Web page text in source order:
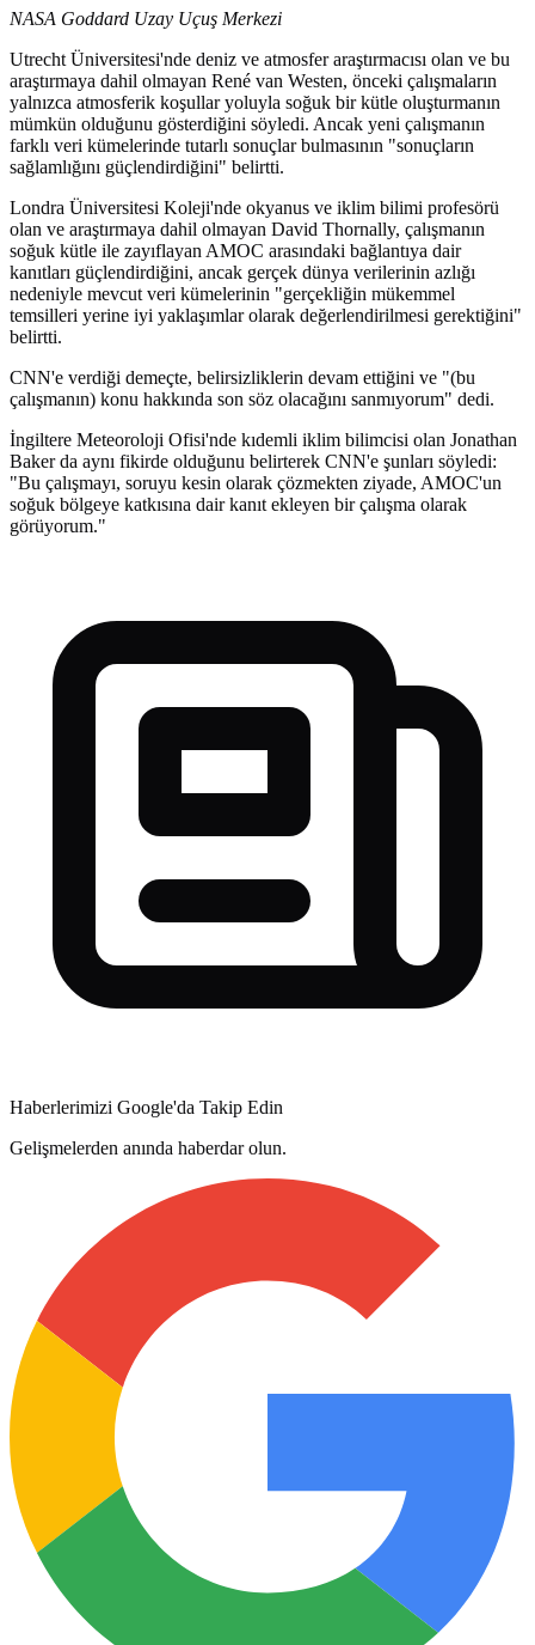
NASA Goddard Uzay Uçuş Merkezi
Utrecht Üniversitesi'nde deniz ve atmosfer araştırmacısı olan ve bu
araştırmaya dahil olmayan René van Westen, önceki çalışmaların
yalnızca atmosferik koşullar yoluyla soğuk bir kütle oluşturmanın
mümkün olduğunu gösterdiğini söyledi. Ancak yeni çalışmanın
farklı veri kümelerinde tutarlı sonuçlar bulmasının "sonuçların
sağlamlığını güçlendirdiğini" belirtti.
Londra Üniversitesi Koleji'nde okyanus ve iklim bilimi profesörü
olan ve araştırmaya dahil olmayan David Thornally, çalışmanın
soğuk kütle ile zayıflayan AMOC arasındaki bağlantıya dair
kanıtları güçlendirdiğini, ancak gerçek dünya verilerinin azlığı
nedeniyle mevcut veri kümelerinin "gerçekliğin mükemmel
temsilleri yerine iyi yaklaşımlar olarak değerlendirilmesi gerektiğini"
belirtti.
CNN'e verdiği demeçte, belirsizliklerin devam ettiğini ve "(bu
çalışmanın) konu hakkında son söz olacağını sanmıyorum" dedi.
İngiltere Meteoroloji Ofisi'nde kıdemli iklim bilimcisi olan Jonathan
Baker da aynı fikirde olduğunu belirterek CNN'e şunları söyledi:
"Bu çalışmayı, soruyu kesin olarak çözmekten ziyade, AMOC'un
soğuk bölgeye katkısına dair kanıt ekleyen bir çalışma olarak
görüyorum."
Haberlerimizi Google'da Takip Edin
Gelişmelerden anında haberdar olun.